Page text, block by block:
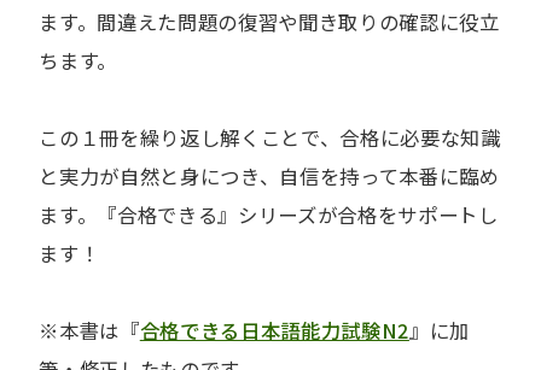
ます。間違えた問題の復習や聞き取りの確認に役立
ちます。
この１冊を繰り返し解くことで、合格に必要な知識
と実力が自然と身につき、自信を持って本番に臨め
ます。『合格できる』シリーズが合格をサポートし
ます！
※本書は『合格できる日本語能力試験N2』に加